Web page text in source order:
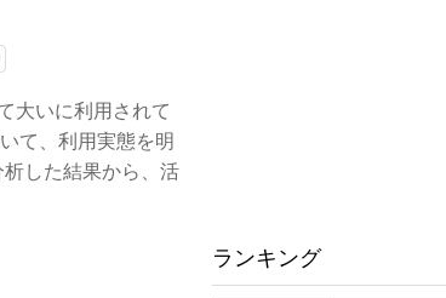
大いに利用されて
て、利用実態を明
した結果から、活
ランキング